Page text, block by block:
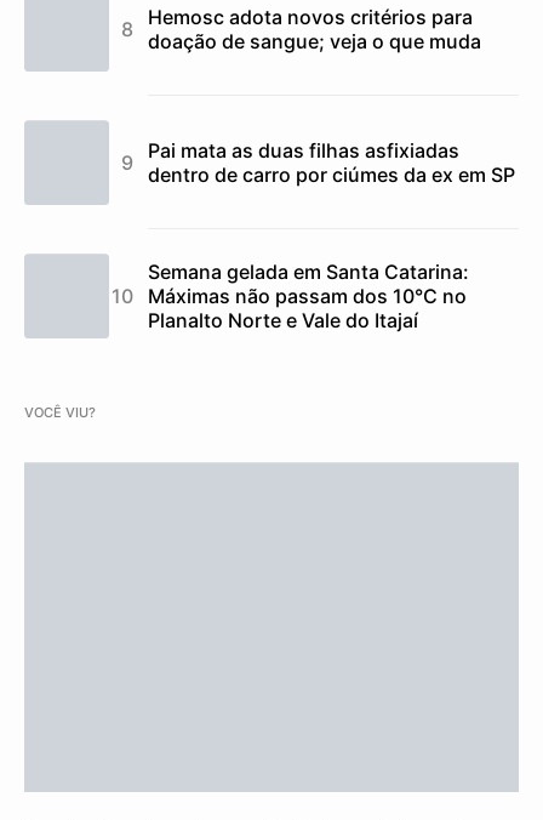
Hemosc adota novos critérios para
doação de sangue; veja o que muda
Pai mata as duas filhas asfixiadas
dentro de carro por ciúmes da ex em SP
Semana gelada em Santa Catarina:
Máximas não passam dos 10°C no
Planalto Norte e Vale do Itajaí
VOCÊ VIU?